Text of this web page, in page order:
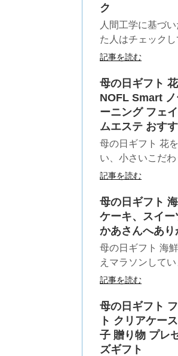
ク
人間工学に基づ
た人はチェック
記事を読む
母の日ギフト
NOFL Smart
ーニング フェ
ムエステ おす
母の日ギフト 花
い、小さいこだ
記事を読む
母の日ギフト
ケーキ、スイ
かあさんへあ
母の日ギフト 海
えマラソンして
記事を読む
母の日ギフト
ト クリアケー
子 贈り物 プレ
ズギフト